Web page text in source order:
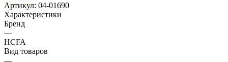
Артикул: 04-01690
Характеристики
Бренд
—
HCFA
Вид товаров
—